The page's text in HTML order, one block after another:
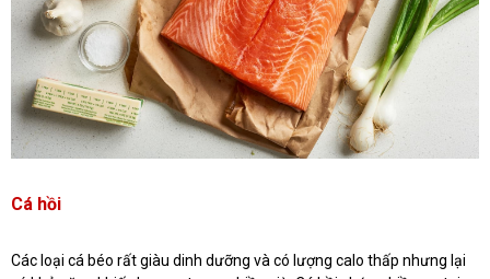
Cá hồi
Các loại cá béo rất giàu dinh dưỡng và có lượng calo thấp nhưng lại